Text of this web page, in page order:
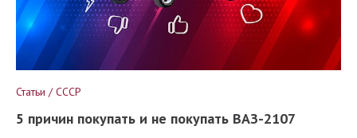
Статьи / СССР
5 причин покупать и не покупать ВАЗ-2107